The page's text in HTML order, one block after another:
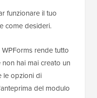
funzionare il tuo
come desideri.
rende tutto
hai mai creato un
le opzioni di
del modulo